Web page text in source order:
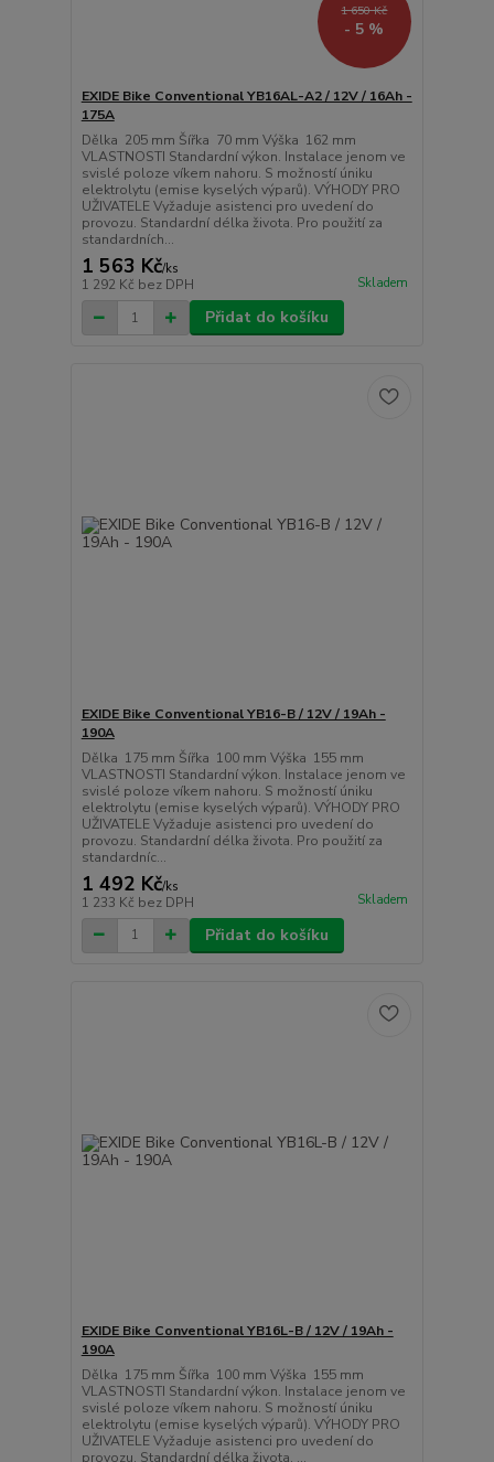
1 650 Kč
- 5 %
EXIDE Bike Conventional YB16AL-A2 / 12V / 16Ah -
175A
Dělka 205 mm Šířka 70 mm Výška 162 mm
VLASTNOSTI Standardní výkon. Instalace jenom ve
svislé poloze víkem nahoru. S možností úniku
elektrolytu (emise kyselých výparů). VÝHODY PRO
UŽIVATELE Vyžaduje asistenci pro uvedení do
provozu. Standardní délka života. Pro použití za
standardních...
1 563 Kč/ks
1 292 Kč bez DPH Skladem
Přidat do košíku
EXIDE Bike Conventional YB16-B / 12V / 19Ah -
190A
Dělka 175 mm Šířka 100 mm Výška 155 mm
VLASTNOSTI Standardní výkon. Instalace jenom ve
svislé poloze víkem nahoru. S možností úniku
elektrolytu (emise kyselých výparů). VÝHODY PRO
UŽIVATELE Vyžaduje asistenci pro uvedení do
provozu. Standardní délka života. Pro použití za
standardníc...
1 492 Kč/ks
1 233 Kč bez DPH Skladem
Přidat do košíku
EXIDE Bike Conventional YB16L-B / 12V / 19Ah -
190A
Dělka 175 mm Šířka 100 mm Výška 155 mm
VLASTNOSTI Standardní výkon. Instalace jenom ve
svislé poloze víkem nahoru. S možností úniku
elektrolytu (emise kyselých výparů). VÝHODY PRO
UŽIVATELE Vyžaduje asistenci pro uvedení do
provozu. Standardní délka života. ...